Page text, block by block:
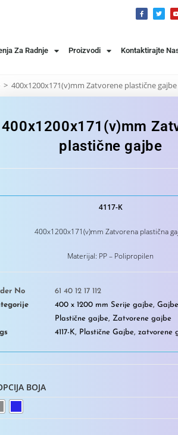
Za Radnje Proizvodi Kontaktirajte
> 400x1200x171(v)mm Zatvorene plastične gajbe
400x1200x171(v)mm
plastične gajbe
4117-K
400x1200x171(v)mm Zatvorena plastična
Materijal: PP – Polipropilen
No
61 40 12 17 112
400 x 1200 mm Serije gajbe,
Plastične gajbe, Zatvorene gajbe
4117-K, Plastične Gajbe, zatvorene
BOJA